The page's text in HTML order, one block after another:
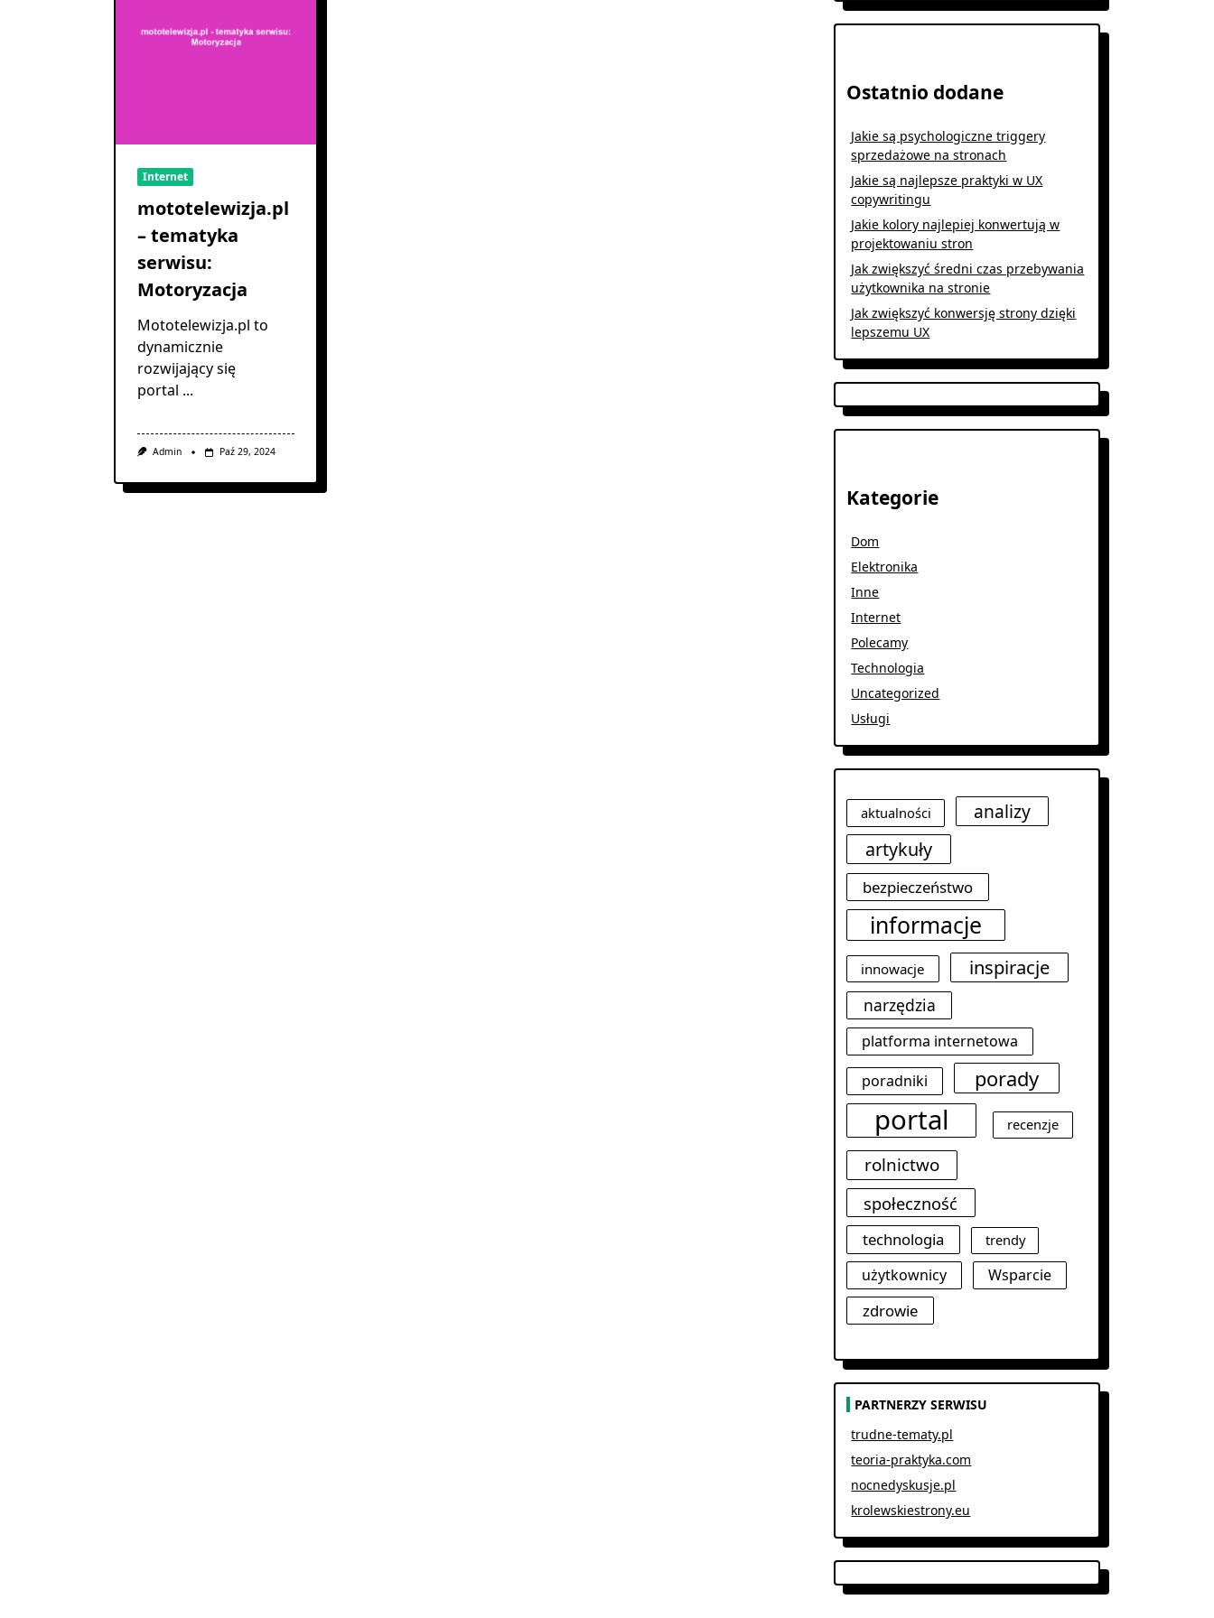
Internet
mototelewizja.pl
– tematyka
serwisu:
Motoryzacja
Mototelewizja.pl to
dynamicznie
rozwijający się
portal ...
Admin Paź 29, 2024
Ostatnio dodane
Jakie są psychologiczne triggery
sprzedażowe na stronach
Jakie są najlepsze praktyki w UX
copywritingu
Jakie kolory najlepiej konwertują w
projektowaniu stron
Jak zwiększyć średni czas przebywania
użytkownika na stronie
Jak zwiększyć konwersję strony dzięki
lepszemu UX
Kategorie
Dom
Elektronika
Inne
Internet
Polecamy
Technologia
Uncategorized
Usługi
aktualności
analizy
artykuły
bezpieczeństwo
informacje
innowacje inspiracje
narzędzia
platforma internetowa
poradniki
porady
portal recenzje
rolnictwo
społeczność
technologia trendy
użytkownicy Wsparcie
zdrowie
PARTNERZY SERWISU
trudne-tematy.pl
teoria-praktyka.com
nocnedyskusje.pl
krolewskiestrony.eu